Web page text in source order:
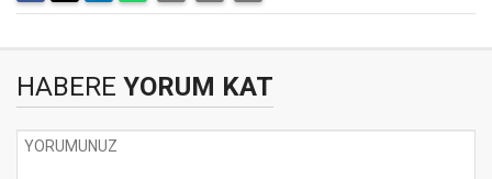
HABERE YORUM KAT